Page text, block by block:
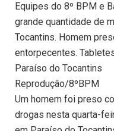
Equipes do 8º BPM e
grande quantidade de
Tocantins. Homem
entorpecentes.
Paraíso do Tocantins
Reprodução/8ºBPM
Um homem foi preso
drogas nesta quarta-